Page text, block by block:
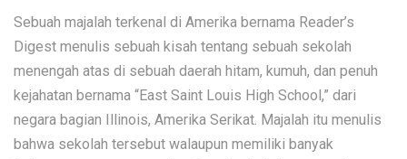
Sebuah majalah terkenal di Amerika bernama Reader’s
Digest menulis sebuah kisah tentang sebuah sekolah
menengah atas di sebuah daerah hitam, kumuh, dan penuh
kejahatan bernama “East Saint Louis High School,” dari
negara bagian Illinois, Amerika Serikat. Majalah itu menulis
bahwa sekolah tersebut walaupun memiliki banyak